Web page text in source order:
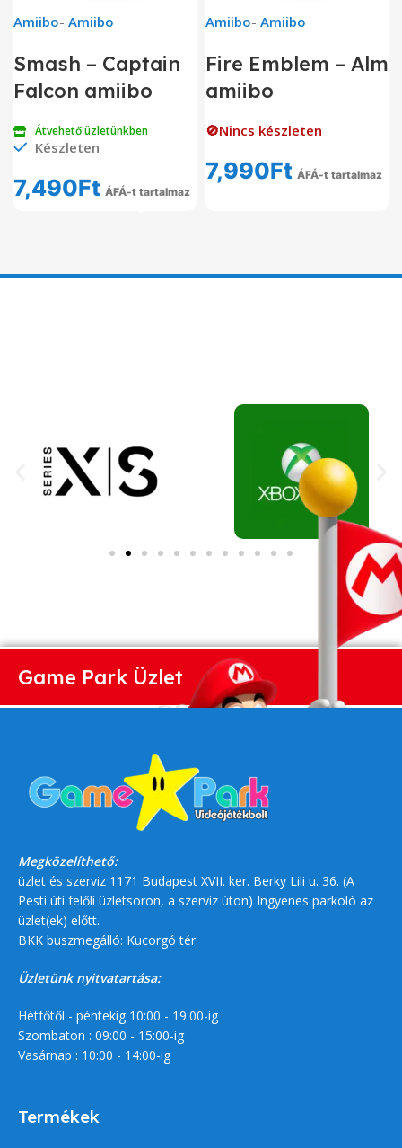
Amiibo- Amiibo
Smash – Captain
Falcon amiibo
Átvehető üzletünkben
Készleten
7,490Ft ÁFÁ-t tartalmaz
Amiibo- Amiibo
Fire Emblem – Alm
amiibo
🚫Nincs készleten
7,990Ft ÁFÁ-t tartalmaz
Game Park Üzlet
Megközelíthető:
üzlet és szerviz 1171 Budapest XVII. ker. Berky Lili u. 36. (A
Pesti úti felőli üzletsoron, a szerviz úton) Ingyenes parkoló az
üzlet(ek) előtt.
BKK buszmegálló: Kucorgó tér.
Üzletünk nyitvatartása:
Hétfőtől - péntekig 10:00 - 19:00-ig
Szombaton : 09:00 - 15:00-ig
Vasárnap : 10:00 - 14:00-ig
Termékek